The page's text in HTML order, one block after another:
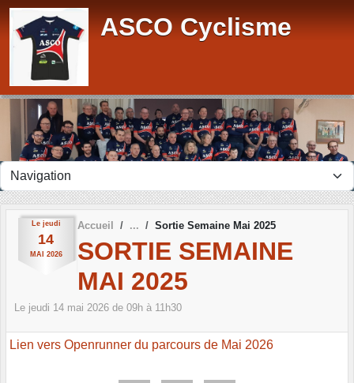
ASCO Cyclisme
Le jeudi
14
MAI 2026
Accueil Sortie Semaine Mai 2025
SORTIE SEMAINE
MAI 2025
Le jeudi 14 mai 2026 de 09h à 11h30
Lien vers Openrunner du parcours de Mai 2026
Panneau de gestion des cookies